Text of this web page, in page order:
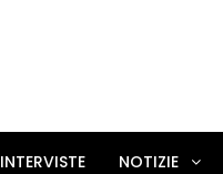
INTERVISTE NOTIZIE